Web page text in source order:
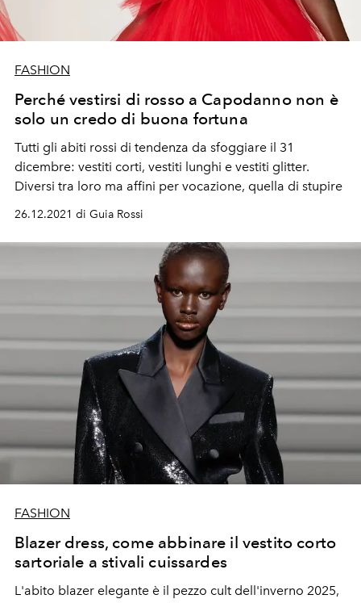
FASHION
Perché vestirsi di rosso a Capodanno non è
solo un credo di buona fortuna
Tutti gli abiti rossi di tendenza da sfoggiare il 31
dicembre: vestiti corti, vestiti lunghi e vestiti glitter.
Diversi tra loro ma affini per vocazione, quella di stupire
26.12.2021 di Guia Rossi
FASHION
Blazer dress, come abbinare il vestito corto
sartoriale a stivali cuissardes
L'abito blazer elegante è il pezzo cult dell'inverno 2025,